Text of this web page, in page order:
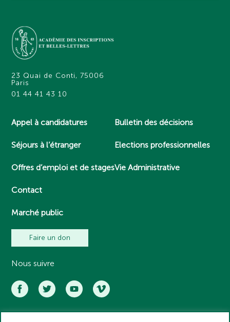
23 Quai de Conti, 75006
Paris
01 44 41 43 10
Appel à candidatures
Séjours à l’étranger
Offres d’emploi et de stages
Contact
Marché public
Bulletin des décisions
Elections professionnelles
Vie Administrative
Faire un don
Nous suivre